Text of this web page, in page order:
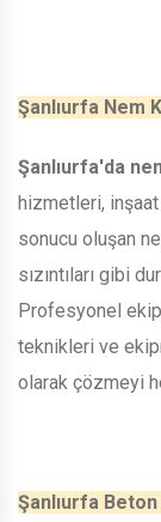
Şanlıurfa Nem
Şanlıurfa'da
hizmetleri,
sonucu oluşan
sızıntıları gibi
Profesyonel
teknikleri ve
olarak çözmeyi
Şanlıurfa